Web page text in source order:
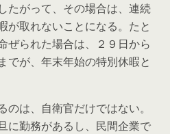
たがって、その場合は、連続
が取れないことになる。たと
ぜられた場合は、２９日から
でが、年末年始の特別休暇と
のは、自衛官だけではない。
に勤務があるし、民間企業で